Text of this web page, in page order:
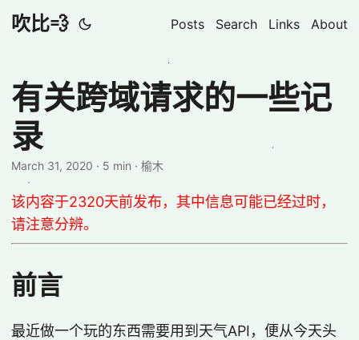
吹比💨 Posts Search Links About
有关跨域请求的一些记
录
March 31, 2020 · 5 min · 榆木
该内容于2320天前发布，其中信息可能已经过时，
请注意分辨。
前言
最近做一个玩的东西需要用到天气API，便从今天头